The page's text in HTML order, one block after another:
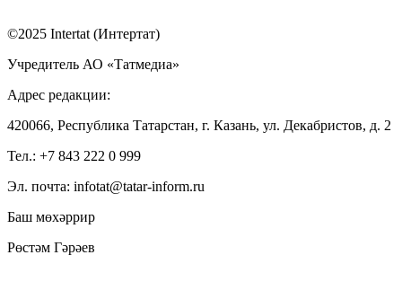
©2025 Intertat (Интертат)
Учредитель АО «Татмедиа»
Адрес редакции:
420066, Республика Татарстан, г. Казань, ул. Декабристов, д. 2
Тел.: +7 843 222 0 999
Эл. почта: infotat@tatar-inform.ru
Баш мөхәррир
Рөстәм Гәрәев